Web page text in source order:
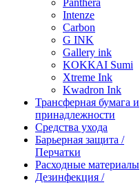
Panthera
Intenze
Carbon
G INK
Gallery ink
KOKKAI Sumi
Xtreme Ink
Kwadron Ink
Трансферная бумага и
принадлежности
Средства ухода
Барьерная защита /
Перчатки
Расходные материалы
Дезинфекция /